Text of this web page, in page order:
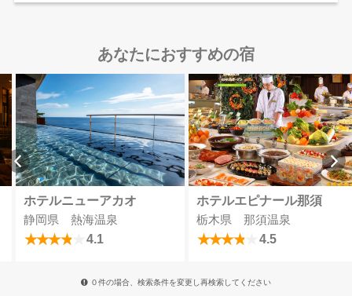
あなたにおすすめの宿
ホテルニューアカオ
静岡県 熱海温泉
4.1
ホテルエピナール那須
栃木県 那須温泉
4.5
０件の場合、検索条件を変更し再検索してください